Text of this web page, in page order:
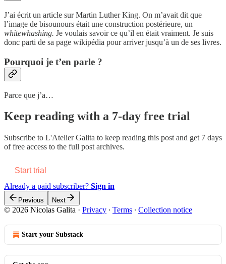
J’ai écrit un article sur Martin Luther King. On m’avait dit que
l’image de bisounours était une construction postérieure, un
whitewhashing. Je voulais savoir ce qu’il en était vraiment. Je suis
donc parti de sa page wikipédia pour arriver jusqu’à un de ses livres.
Pourquoi je t’en parle ?
Parce que j’a…
Keep reading with a 7-day free trial
Subscribe to L'Atelier Galita to keep reading this post and get 7 days
of free access to the full post archives.
Start trial
Already a paid subscriber? Sign in
Previous Next
© 2026 Nicolas Galita · Privacy ∙ Terms ∙ Collection notice
Start your Substack